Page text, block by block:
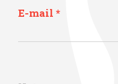
E-mail *